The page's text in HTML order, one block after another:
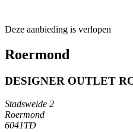
Deze aanbieding is verlopen
Roermond
DESIGNER OUTLET
Stadsweide 2
Roermond
6041TD